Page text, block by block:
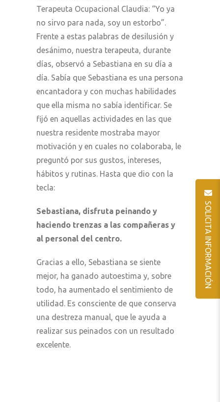
Terapeuta Ocupacional Claudia: “Yo ya
no sirvo para nada, soy un estorbo”.
Frente a estas palabras de desilusión y
desánimo, nuestra terapeuta, durante
días, observó a Sebastiana en su día a
día. Sabía que Sebastiana es una persona
encantadora y con muchas habilidades
que ella misma no sabía identificar. Se
fijó en aquellas actividades en las que
nuestra residente mostraba mayor
motivación y en cuales no colaboraba, le
preguntó por sus gustos, intereses,
hábitos y rutinas. Hasta que dio con la
tecla:
Sebastiana, disfruta peinando y
haciendo trenzas a las compañeras y
al personal del centro.
Gracias a ello, Sebastiana se siente
mejor, ha ganado autoestima y, sobre
todo, ha aumentado el sentimiento de
utilidad. Es consciente de que conserva
una destreza manual, que le ayuda a
realizar sus peinados con un resultado
excelente.
SOLICITA INFORMACIÓN